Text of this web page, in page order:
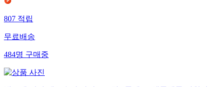
807적립
무료배송
484명구매중